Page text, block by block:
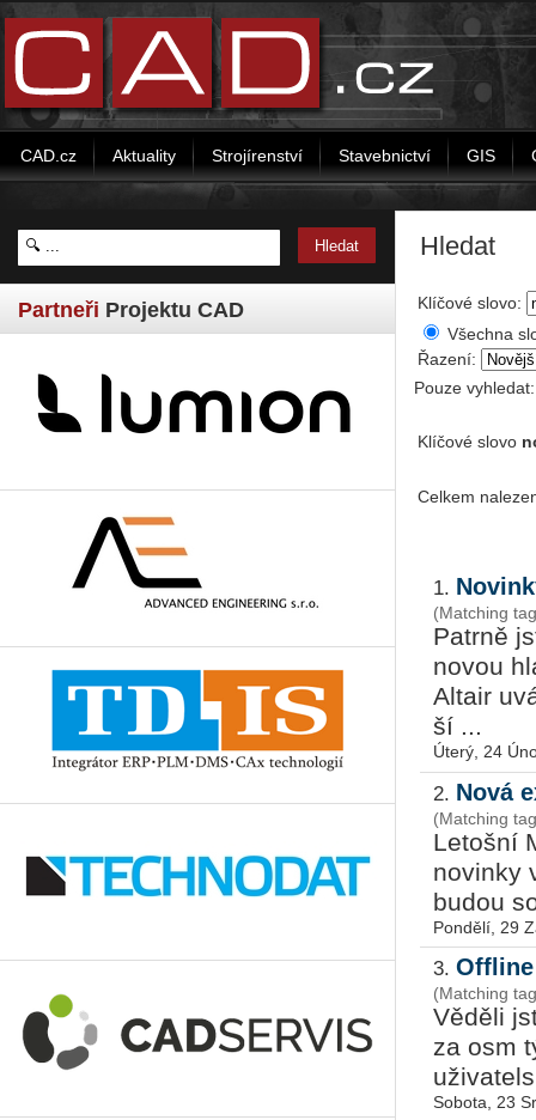
CAD.cz Aktuality Strojírenství Stavebnictví GIS
Partneři Projektu CAD
Hledat
Klíčové slovo:
Všechna
Řazení:
Pouze
Klíčové slovo
Celkem
1.
(Matching
Pa­tr­ně
novou
Al­tair
ší ...
Úterý, 24
2. Nová
(Matching
Le­toš­ní
no­vin­ky
budou
Pondělí, 29
3.
(Matching
Vě­dě­li
za osm
Sobota, 23